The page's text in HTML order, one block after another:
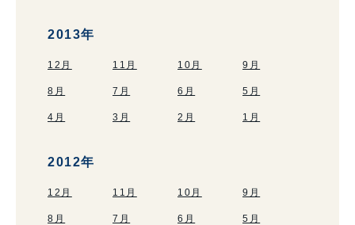
2013年
12月 11月 10月 9月
8月 7月 6月 5月
4月 3月 2月 1月
2012年
12月 11月 10月 9月
8月 7月 6月 5月